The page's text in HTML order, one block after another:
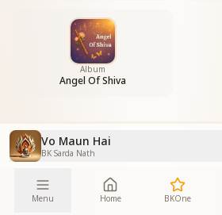
Album
Angel Of Shiva
Vo Maun Hai
BK Sarda Nath
Menu Home BKOne